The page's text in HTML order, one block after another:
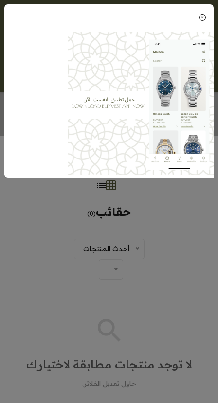
(0)
حقائب
الرئيسية ميزون BUYVEST حقائب
حقائب(0)
أحدث المنتجات
لا توجد منتجات مطابقة لاختيارك
حاول تعديل الفلاتر.